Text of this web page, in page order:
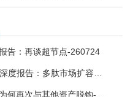
告：再谈超节点-260724